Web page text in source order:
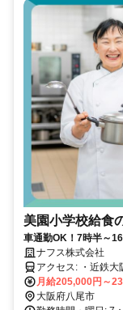
美園小学校給食
車通勤OK！7時半～
充実の栄養士募集！美
ナフス株式会社
アクセス: ・近鉄大阪線「久宝寺口」駅より北へ徒歩約7分 ・近鉄大
阪線「 弥刀」駅 徒
近鉄奈良線「若江
月給205,000円～
大阪府八尾市